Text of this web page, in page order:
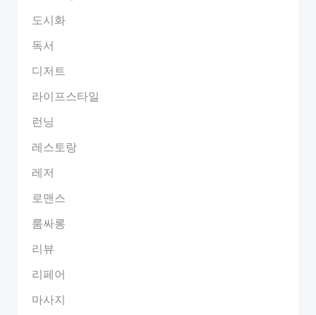
도시화
독서
디저트
라이프스타일
런닝
레스토랑
레저
로맨스
룸싸롱
리뷰
리페어
마사지